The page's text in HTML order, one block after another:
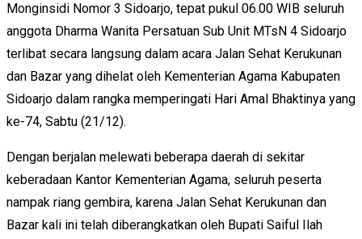
Monginsidi Nomor 3 Sidoarjo, tepat pukul 06.00 WIB seluruh
anggota Dharma Wanita Persatuan Sub Unit MTsN 4 Sidoarjo
terlibat secara langsung dalam acara Jalan Sehat Kerukunan
dan Bazar yang dihelat oleh Kementerian Agama Kabupaten
Sidoarjo dalam rangka memperingati Hari Amal Bhaktinya yang
ke-74, Sabtu (21/12).
Dengan berjalan melewati beberapa daerah di sekitar
keberadaan Kantor Kementerian Agama, seluruh peserta
nampak riang gembira, karena Jalan Sehat Kerukunan dan
Bazar kali ini telah diberangkatkan oleh Bupati Saiful Ilah